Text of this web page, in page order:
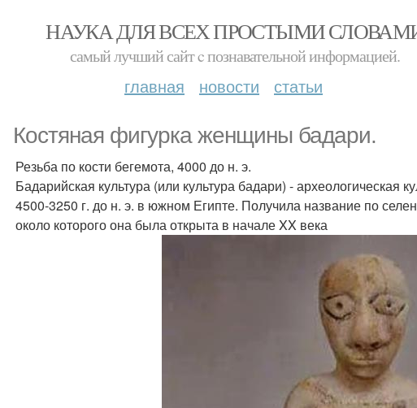
НАУКА ДЛЯ ВСЕХ ПРОСТЫМИ
самый лучший сайт c познавательной информацией.
главная новости статьи
Костяная фигурка женщины бадари.
Резьба по кости бегемота, 4000 до н. э.
Бадарийская культура (или культура бадари) - археологическая
4500-3250 г. до н. э. в южном Египте. Получила название по
около которого она была открыта в начале XX века